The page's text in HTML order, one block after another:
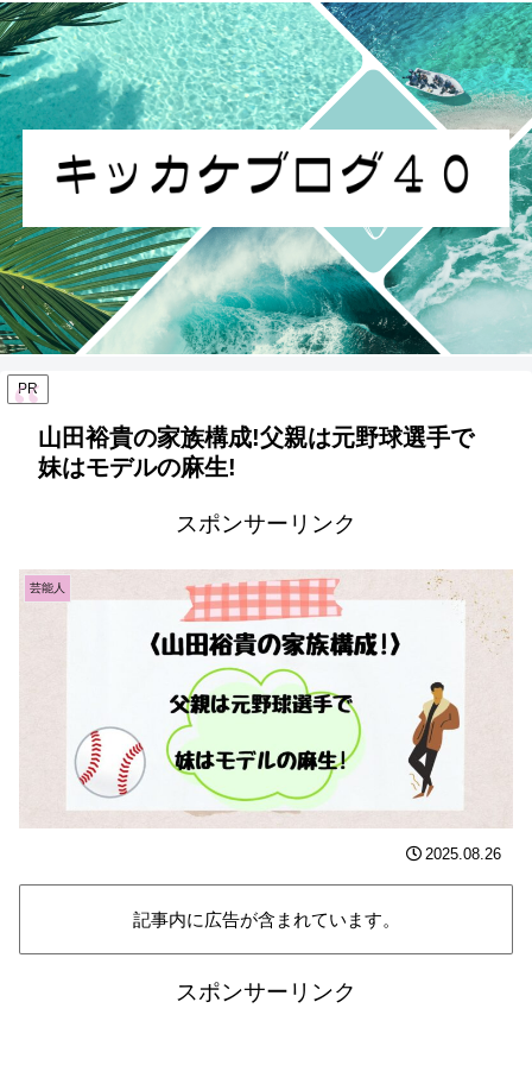
PR
山田裕貴の家族構成!父親は元野球選手で
妹はモデルの麻生!
スポンサーリンク
芸能人
2025.08.26
記事内に広告が含まれています。
スポンサーリンク